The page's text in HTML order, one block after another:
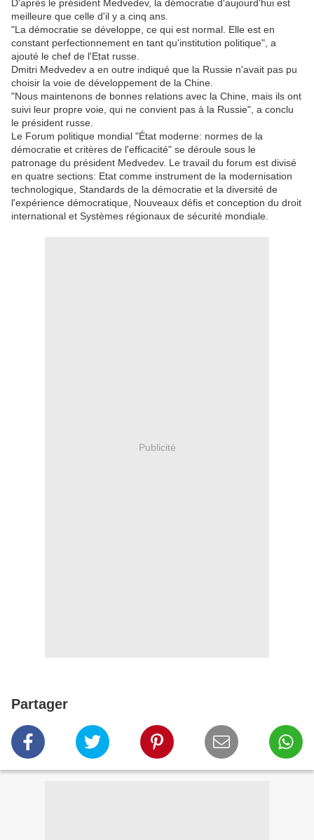
D'après le président Medvedev, la démocratie d'aujourd'hui est
meilleure que celle d'il y a cinq ans.
"La démocratie se développe, ce qui est normal. Elle est en
constant perfectionnement en tant qu'institution politique", a
ajouté le chef de l'Etat russe.
Dmitri Medvedev a en outre indiqué que la Russie n'avait pas pu
choisir la voie de développement de la Chine.
"Nous maintenons de bonnes relations avec la Chine, mais ils ont
suivi leur propre voie, qui ne convient pas à la Russie", a conclu
le président russe.
Le Forum politique mondial "État moderne: normes de la
démocratie et critères de l'efficacité" se déroule sous le
patronage du président Medvedev. Le travail du forum est divisé
en quatre sections: Etat comme instrument de la modernisation
technologique, Standards de la démocratie et la diversité de
l'expérience démocratique, Nouveaux défis et conception du droit
international et Systèmes régionaux de sécurité mondiale.
Publicité
Partager